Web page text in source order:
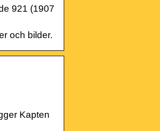
921 (1907
och bilder.
Kapten